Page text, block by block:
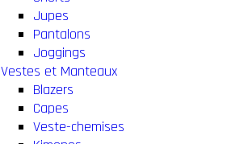
Jupes
Pantalons
Joggings
Vestes et Manteaux
Blazers
Capes
Veste-chemises